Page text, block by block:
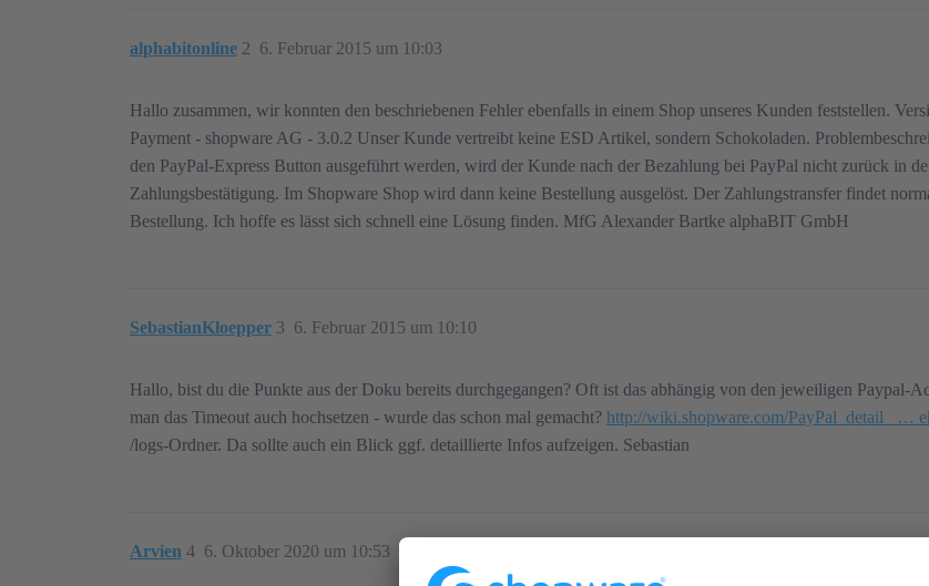
alphabitonline 6. Februar 2015 um 10:03
2
Hallo zusammen, wir konnten den beschriebenen Fehler ebenfalls in einem Shop unseres Kunden feststellen.
Payment - shopware AG - 3.0.2 Unser Kunde vertreibt keine ESD Artikel, sondern Schokoladen.
den PayPal-Express Button ausgeführt werden, wird der Kunde nach der Bezahlung bei PayPal nicht zurück in
Zahlungsbestätigung. Im Shopware Shop wird dann keine Bestellung ausgelöst. Der Zahlungstransfer findet
Bestellung. Ich hoffe es lässt sich schnell eine Lösung finden. MfG Alexander Bartke alphaBIT GmbH
SebastianKloepper 6. Februar 2015 um 10:10
3
Hallo, bist du die Punkte aus der Doku bereits durchgegangen? Oft ist das abhängig von den jeweiligen Paypal-
man das Timeout auch hochsetzen - wurde das schon mal gemacht? http://wiki.shopware.com/PayPal_detail_ …
/logs-Ordner. Da sollte auch ein Blick ggf. detaillierte Infos aufzeigen. Sebastian
Arvien 6. Oktober 2020 um 10:53
4